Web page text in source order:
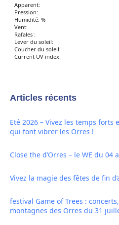
Apparent:
Pression:
Humidité: %
Vent:
Rafales :
Lever du soleil:
Coucher du soleil:
Current UV index:
Articles récents
Eté 2026 – Vivez les temps forts
qui font vibrer les Orres !
Close the d’Orres – le WE du 04
Vivez la magie des fêtes de fin
festival Game of Trees :
montagnes des Orres du 31